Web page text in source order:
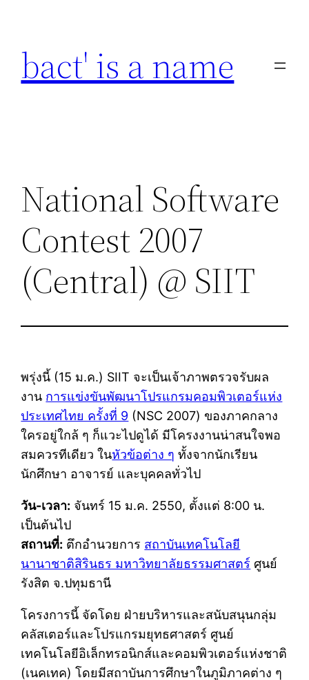
content
bact' is a name
National Software
Contest 2007
(Central) @ SIIT
พรุ่งนี้ (15 ม.ค.) SIIT จะเป็นเจ้าภาพตรวจรับผล
งาน การแข่งขันพัฒนาโปรแกรมคอมพิวเตอร์แห่ง
ประเทศไทย ครั้งที่ 9 (NSC 2007) ของภาคกลาง
ใครอยู่ใกล้ ๆ ก็แวะไปดูได้ มีโครงงานน่าสนใจพอ
สมควรทีเดียว ในหัวข้อต่าง ๆ ทั้งจากนักเรียน
นักศึกษา อาจารย์ และบุคคลทั่วไป
วัน-เวลา: จันทร์ 15 ม.ค. 2550, ตั้งแต่ 8:00 น.
เป็นต้นไป
สถานที่: ตึกอำนวยการ สถาบันเทคโนโลยี
นานาชาติสิรินธร มหาวิทยาลัยธรรมศาสตร์ ศูนย์
รังสิต จ.ปทุมธานี
โครงการนี้ จัดโดย ฝ่ายบริหารและสนับสนุนกลุ่ม
คลัสเตอร์และโปรแกรมยุทธศาสตร์ ศูนย์
เทคโนโลยีอิเล็กทรอนิกส์และคอมพิวเตอร์แห่งชาติ
(เนคเทค) โดยมีสถาบันการศึกษาในภูมิภาคต่าง ๆ